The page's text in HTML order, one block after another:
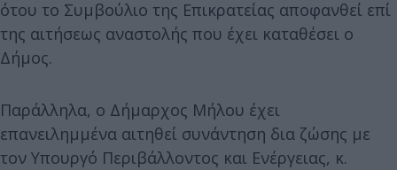
ότου το Συμβούλιο της Επικρατείας αποφανθεί επί
της αιτήσεως αναστολής που έχει καταθέσει ο
Δήμος.
Παράλληλα, ο Δήμαρχος Μήλου έχει
επανειλημμένα αιτηθεί συνάντηση δια ζώσης με
τον Υπουργό Περιβάλλοντος και Ενέργειας, κ.